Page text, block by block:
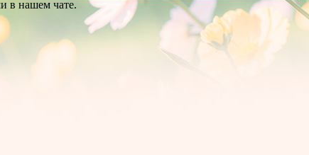
в нашем чате.